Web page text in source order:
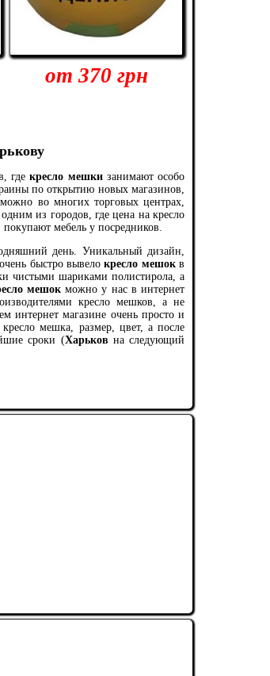
гдекресло мешкизанимают особо
по открытию новых магазинов,
можно во многих торговых центрах,
одним из городов, где цена на кресло
мебель у посредников.
день. Уникальный дизайн,
быстро вывелокресло мешокв
чистыми шариками полистирола, а
мешокможно у нас в интернет
кресло мешков, а не
интернет магазине очень просто и
мешка, размер, цвет, а после
сроки (Харьков на следующий
от 370 грн